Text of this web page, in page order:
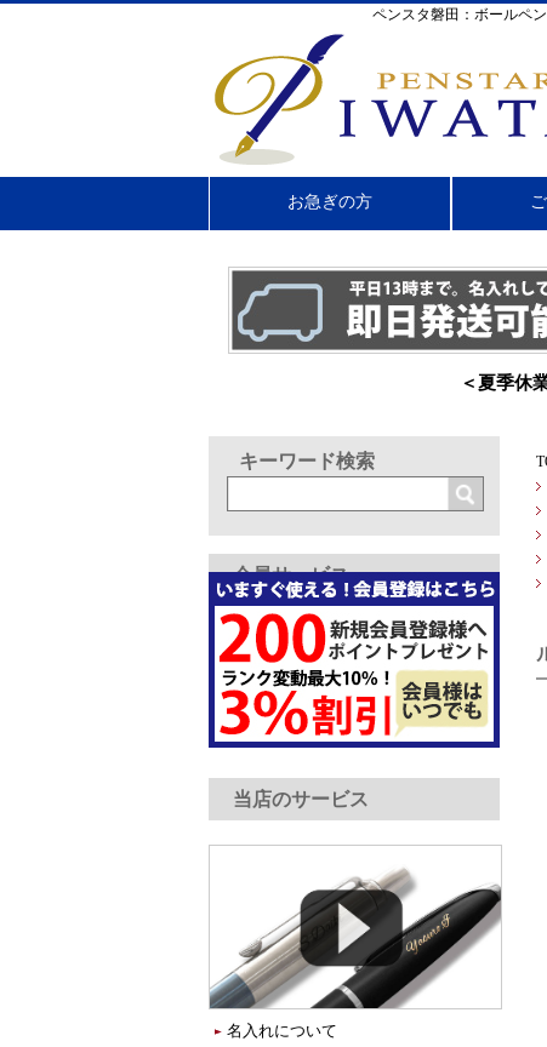
ペンスタ磐田：ボールペ
お急ぎの方
＜夏季休
会員サービス
当店のサービス
名入れについて